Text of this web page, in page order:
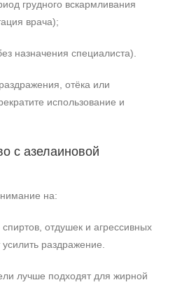
грудного вскармливания
врача);
назначения специалиста).
отёка или
использование и
с азелаиновой
на:
спиртов, отдушек и агрессивных
раздражение.
лучше подходят для жирной